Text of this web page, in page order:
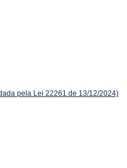
pela Lei 22261 de 13/12/2024)